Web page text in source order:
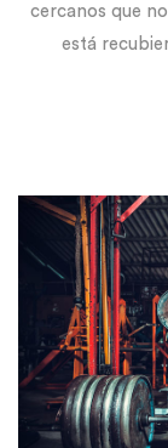
cercanos que
está